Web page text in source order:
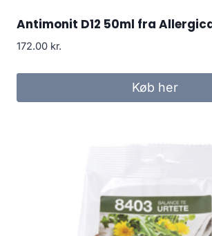
Antimonit D12 50ml fra
172.00 kr.
Køb her